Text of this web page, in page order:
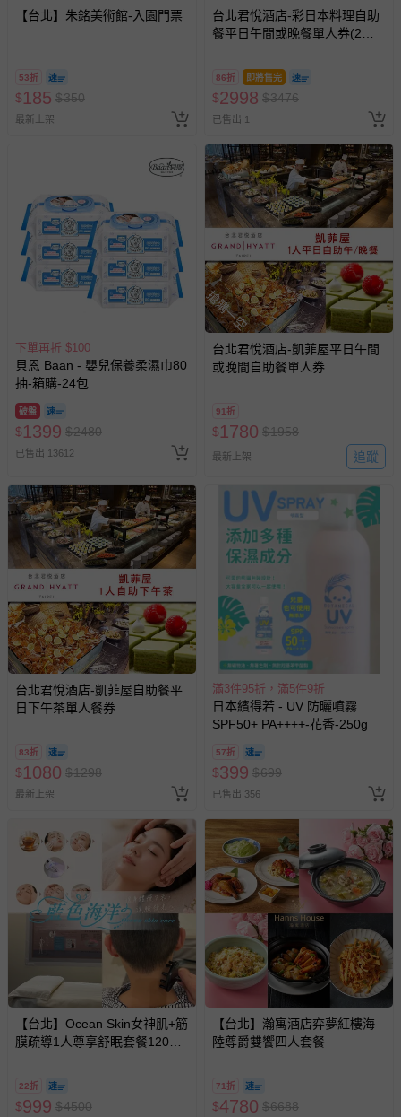
【台北】朱銘美術館-入園門票
53折
$185 $350
最新上架
台北君悅酒店-彩日本料理自助
餐平日午間或晚餐單人券(2張
86折 即將售完
$2998 $3476
已售出 1
下單再折 $100
貝恩 Baan - 嬰兒保養柔濕巾80
抽-箱購-24包
破盤
$1399 $2480
已售出 13612
搶購一空
台北君悅酒店-凱菲屋平日午間
或晚間自助餐單人券
91折
$1780 $1958
最新上架 追蹤
台北君悅酒店-凱菲屋自助餐平
日下午茶單人餐券
83折
$1080 $1298
最新上架
滿3件95折，滿5件9折
日本繽得若 - UV 防曬噴霧
SPF50+ PA++++-花香-250g
57折
$399 $699
已售出 356
【台北】Ocean Skin女神肌+筋
膜疏導1人尊享舒眠套餐120分
22折
$999 $4500
【台北】瀚寓酒店弈夢紅樓海
陸尊爵雙饗四人套餐
71折
$4780 $6688